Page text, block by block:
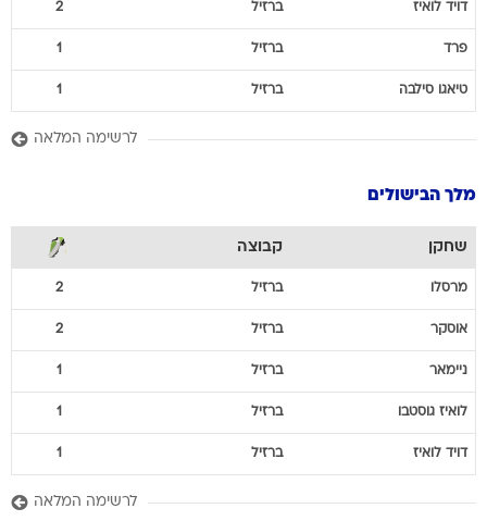
דויד לואיז ברזיל 2
פרד ברזיל 1
טיאגו סילבה ברזיל 1
לרשימה המלאה
מלך הבישולים
שחקן קבוצה
מרסלו ברזיל 2
אוסקר ברזיל 2
ניימאר ברזיל 1
לואיז גוסטבו ברזיל 1
דויד לואיז ברזיל 1
לרשימה המלאה